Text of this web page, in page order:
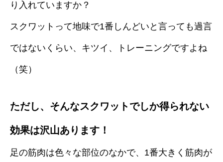
り入れていますか？
スクワットって地味で1番しんどいと言っても過言
ではないくらい、キツイ、トレーニングですよね
（笑）
ただし、そんなスクワットでしか得られない
効果は沢山あります！
足の筋肉は色々な部位のなかで、1番大きく筋肉が